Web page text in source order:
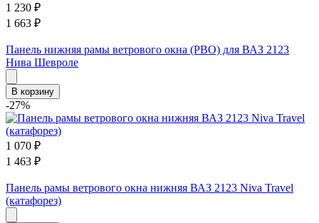
1 230 ₽
1 663 ₽
Панель нижняя рамы ветрового окна (РВО) для ВАЗ 2123
Нива Шевроле
В корзину
-27%
1 070 ₽
1 463 ₽
Панель рамы ветрового окна нижняя ВАЗ 2123 Niva Travel
(катафорез)